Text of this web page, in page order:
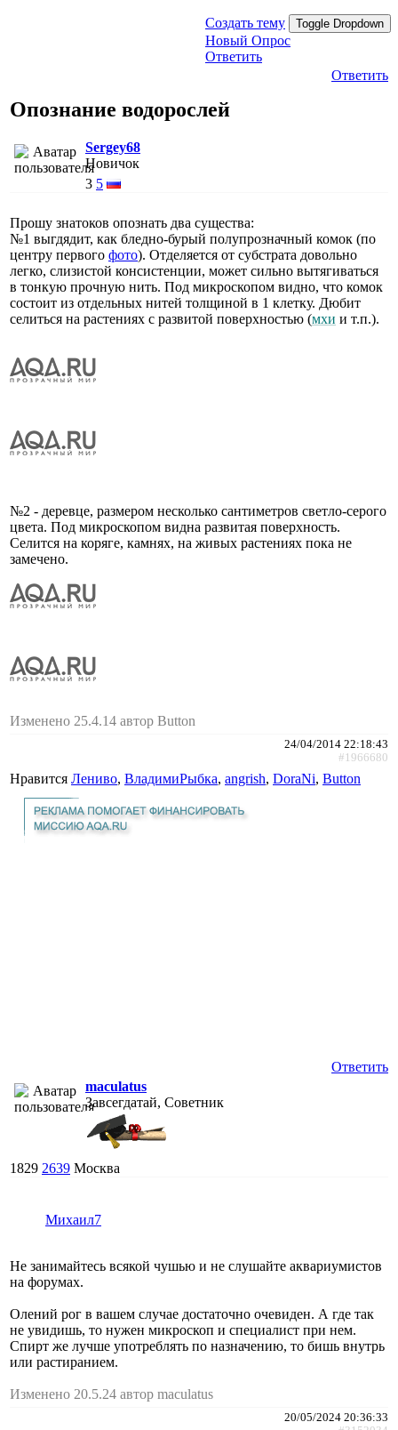
Создать тему Toggle Dropdown
Новый Опрос
Ответить
Ответить
Опознание водорослей
Sergey68
Новичок
3 5
Прошу знатоков опознать два существа:
№1 выгдядит, как бледно-бурый полупрозначный комок (по
центру первого фото). Отделяется от субстрата довольно
легко, слизистой консистенции, может сильно вытягиваться
в тонкую прочную нить. Под микроскопом видно, что комок
состоит из отдельных нитей толщиной в 1 клетку. Дюбит
селиться на растениях с развитой поверхностью (мхи и т.п.).
№2 - деревце, размером несколько сантиметров светло-серого
цвета. Под микроскопом видна развитая поверхность.
Селится на коряге, камнях, на живых растениях пока не
замечено.
Изменено 25.4.14 автор Button
24/04/2014 22:18:43
#1966680
Нравится Лениво, ВладимиРыбка, angrish, DoraNi, Button
Ответить
maculatus
Завсегдатай, Советник
1829 2639 Москва
Михаил7
Не занимайтесь всякой чушью и не слушайте аквариумистов
на форумах.
Олений рог в вашем случае достаточно очевиден. А где так
не увидишь, то нужен микроскоп и специалист при нем.
Спирт же лучше употреблять по назначению, то бишь внутрь
или растиранием.
Изменено 20.5.24 автор maculatus
20/05/2024 20:36:33